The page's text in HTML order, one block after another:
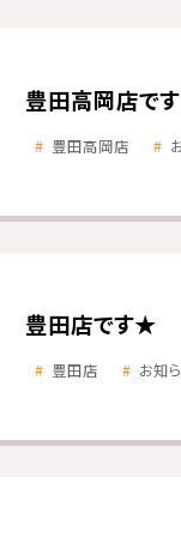
豊田高岡店で
豊田高岡店
豊田店です★
豊田店 お知